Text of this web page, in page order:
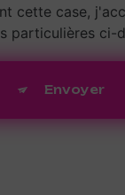
cette case,
particulières ci-
Envoyer